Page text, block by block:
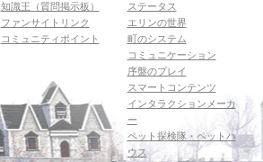
知識王（質問掲示板）
ファンサイトリンク
コミュニティポイント
ステータス
エリンの世界
町のシステム
コミュニケーション
序盤のプレイ
スマートコンテンツ
インタラクションメーカ
ー
ペット探検隊・ペットハ
ウス